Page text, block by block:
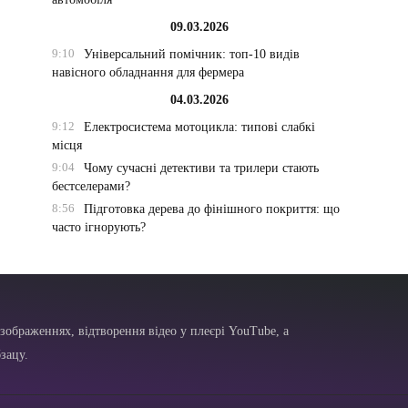
09.03.2026
9:10
Універсальний помічник: топ-10 видів
навісного обладнання для фермера
04.03.2026
9:12
Електросистема мотоцикла: типові слабкі
місця
9:04
Чому сучасні детективи та трилери стають
бестселерами?
8:56
Підготовка дерева до фінішного покриття: що
часто ігнорують?
відтворення відео у плеєрі YouTube, а